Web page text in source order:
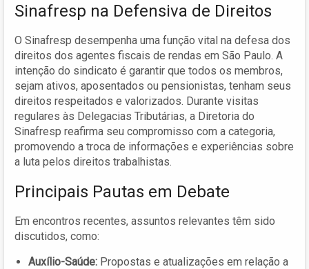
Sinafresp na Defensiva de Direitos
O Sinafresp desempenha uma função vital na defesa dos
direitos dos agentes fiscais de rendas em São Paulo. A
intenção do sindicato é garantir que todos os membros,
sejam ativos, aposentados ou pensionistas, tenham seus
direitos respeitados e valorizados. Durante visitas
regulares às Delegacias Tributárias, a Diretoria do
Sinafresp reafirma seu compromisso com a categoria,
promovendo a troca de informações e experiências sobre
a luta pelos direitos trabalhistas.
Principais Pautas em Debate
Em encontros recentes, assuntos relevantes têm sido
discutidos, como:
Auxílio-Saúde: Propostas e atualizações em relação a